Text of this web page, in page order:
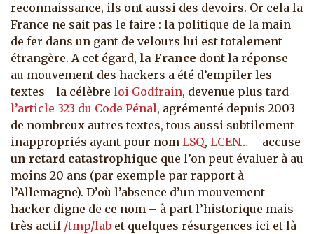
reconnaissance, ils ont aussi des devoirs. Or cela la
France ne sait pas le faire : la politique de la main
de fer dans un gant de velours lui est totalement
étrangère. A cet égard, la France dont la réponse
au mouvement des hackers a été d’empiler les
textes - la célèbre loi Godfrain, devenue plus tard
l’article 323 du Code Pénal, agrémenté depuis 2003
de nombreux autres textes, tous aussi subtilement
inappropriés ayant pour nom LSQ, LCEN… - accuse
un retard catastrophique que l’on peut évaluer à au
moins 20 ans (par exemple par rapport à
l’Allemagne). D’où l’absence d’un mouvement
hacker digne de ce nom – à part l’historique mais
très actif /tmp/lab et quelques résurgences ici et là